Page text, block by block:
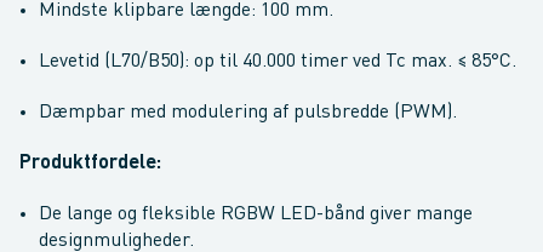
Mindste klipbare længde: 100 mm.
Levetid (L70/B50): op til 40.000 timer ved Tc max. ≤ 85°C.
Dæmpbar med modulering af pulsbredde (PWM).
Produktfordele:
De lange og fleksible RGBW LED-bånd giver mange
designmuligheder.